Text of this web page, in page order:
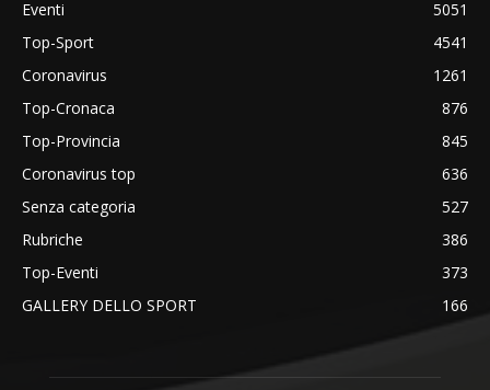
Eventi
5051
Top-Sport
4541
Coronavirus
1261
Top-Cronaca
876
Top-Provincia
845
Coronavirus top
636
Senza categoria
527
Rubriche
386
Top-Eventi
373
GALLERY DELLO SPORT
166